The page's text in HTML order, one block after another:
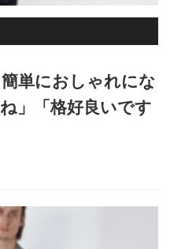
単におしゃれにな
」「格好良いです